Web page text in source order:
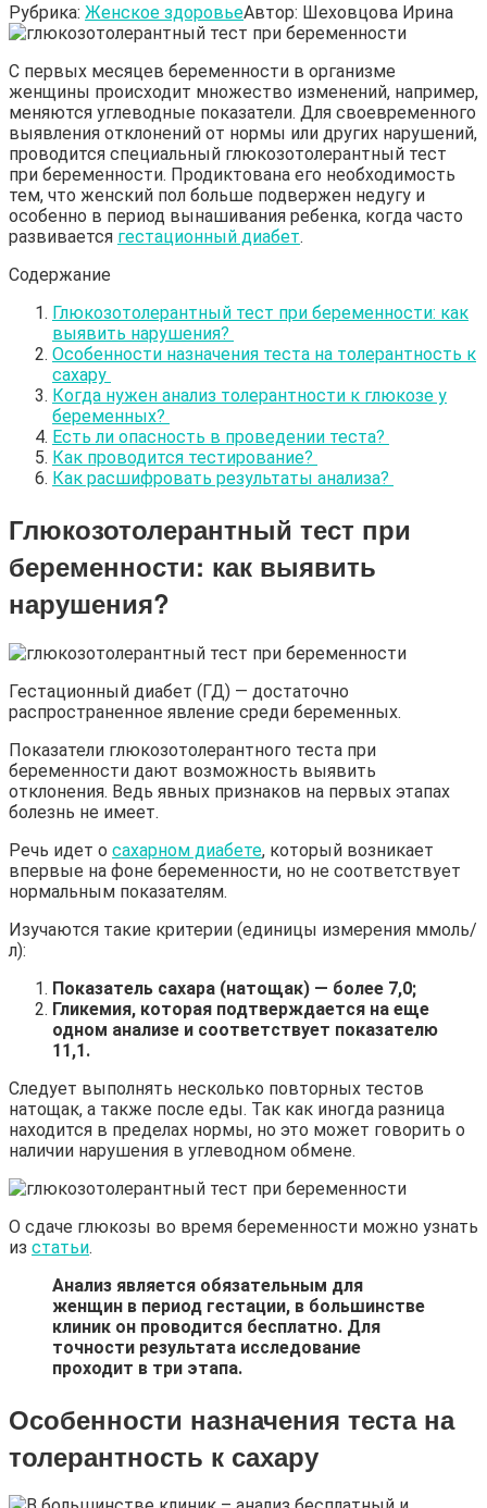
Рубрика: Женское здоровьеАвтор: Шеховцова Ирина
С первых месяцев беременности в организме
женщины происходит множество изменений, например,
меняются углеводные показатели. Для своевременного
выявления отклонений от нормы или других нарушений,
проводится специальный глюкозотолерантный тест
при беременности. Продиктована его необходимость
тем, что женский пол больше подвержен недугу и
особенно в период вынашивания ребенка, когда часто
развивается гестационный диабет.
Содержание
Глюкозотолерантный тест при беременности: как
выявить нарушения?
Особенности назначения теста на толерантность к
сахару
Когда нужен анализ толерантности к глюкозе у
беременных?
Есть ли опасность в проведении теста?
Как проводится тестирование?
Как расшифровать результаты анализа?
Глюкозотолерантный тест при
беременности: как выявить
нарушения?
Гестационный диабет (ГД) — достаточно
распространенное явление среди беременных.
Показатели глюкозотолерантного теста при
беременности дают возможность выявить
отклонения. Ведь явных признаков на первых этапах
болезнь не имеет.
Речь идет о сахарном диабете, который возникает
впервые на фоне беременности, но не соответствует
нормальным показателям.
Изучаются такие критерии (единицы измерения ммоль/
л):
Показатель сахара (натощак) — более 7,0;
Гликемия, которая подтверждается на еще
одном анализе и соответствует показателю
11,1.
Следует выполнять несколько повторных тестов
натощак, а также после еды. Так как иногда разница
находится в пределах нормы, но это может говорить о
наличии нарушения в углеводном обмене.
О сдаче глюкозы во время беременности можно узнать
из статьи.
Анализ является обязательным для
женщин в период гестации, в большинстве
клиник он проводится бесплатно. Для
точности результата исследование
проходит в три этапа.
Особенности назначения теста на
толерантность к сахару